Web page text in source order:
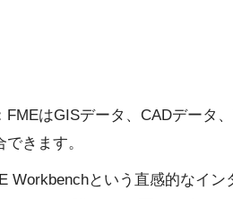
FMEはGISデータ、CADデータ
きます。
Workbenchという直感的なイ